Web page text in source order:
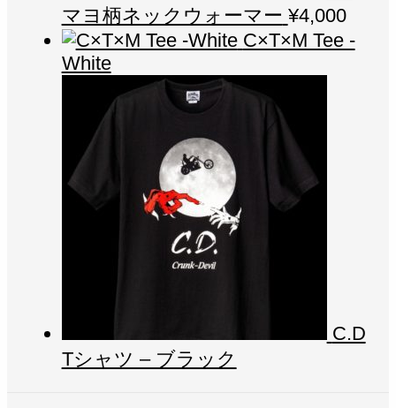
マヨ柄ネックウォーマー ¥4,000
C×T×M Tee -
White
C.D
Tシャツ – ブラック